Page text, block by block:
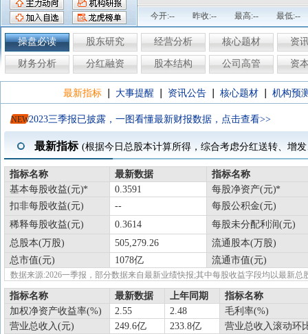
今开:-- 昨收:-- 最高:-- 最低:--
操盘必读 股东研究 经营分析 核心题材 资
财务分析 分红融资 股本结构 公司高管 资
最新指标 大事提醒 资讯公告 核心题材 机构预
NEW2023三季报已披露，一图看懂最新财报数据，点击查看>>
最新指标 (根据今日总股本计算所得，综合考虑分红送转、增
指标名称 最新数据
指标名称
基本每股收益(元)
0.3591
每股净资产(元)
扣非每股收益(元)
--
每股公积金(元)
稀释每股收益(元)
0.3614
每股未分配利润(元)
总股本(万股)
505,279.26
流通股本(万股)
总市值(元)
1078亿 流通市值(元)
数据来源:2026一季报，部分数据来自最新业绩快报;其中每股收益字段均以最新
指标名称 最新数据 上年同期
指标名称
加权净资产收益率(%)
2.55 2.48
毛利率(%)
营业总收入(元)
249.6亿 233.8亿
营业总收入滚动环